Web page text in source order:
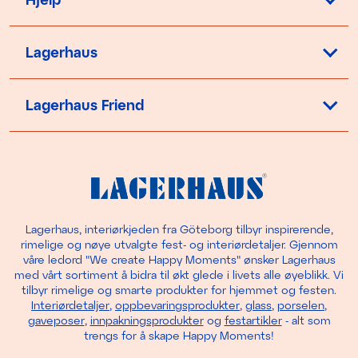
Lagerhaus
Lagerhaus Friend
Lagerhaus, interiørkjeden fra Göteborg tilbyr inspirerende,
rimelige og nøye utvalgte fest- og interiørdetaljer. Gjennom
våre ledord "We create Happy Moments" ønsker Lagerhaus
med vårt sortiment å bidra til økt glede i livets alle øyeblikk. Vi
tilbyr rimelige og smarte produkter for hjemmet og festen.
Interiørdetaljer, oppbevaringsprodukter, glass, porselen,
gaveposer, innpakningsprodukterog festartikler- alt som
trengs for å skape Happy Moments!